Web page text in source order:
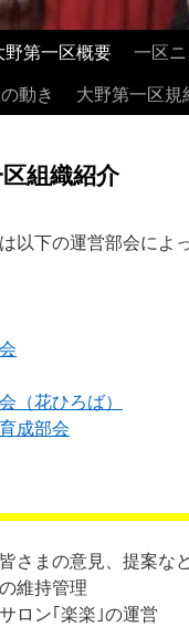
野第一区概要 一区
動き
大野第一区規
組織紹介
以下の運営部会によ
（花ひろば）
成部会
皆さまの意見、提案
維持管理
ロン｢楽楽｣の運営